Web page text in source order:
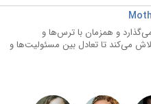
و همزمان با ترس‌ها و
می‌کند تا تعادل بین مسئولیت‌ها و